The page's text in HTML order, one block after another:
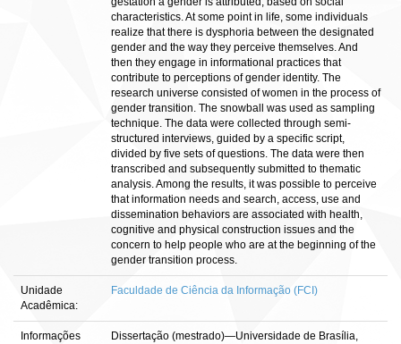
characteristics. At some point in life, some individuals
realize that there is dysphoria between the designated
gender and the way they perceive themselves. And
then they engage in informational practices that
contribute to perceptions of gender identity. The
research universe consisted of women in the process of
gender transition. The snowball was used as sampling
technique. The data were collected through semi-
structured interviews, guided by a specific script,
divided by five sets of questions. The data were then
transcribed and subsequently submitted to thematic
analysis. Among the results, it was possible to perceive
that information needs and search, access, use and
dissemination behaviors are associated with health,
cognitive and physical construction issues and the
concern to help people who are at the beginning of the
gender transition process.
Unidade
Acadêmica:
Faculdade de Ciência da Informação (FCI)
Informações
Dissertação (mestrado)—Universidade de Brasília,